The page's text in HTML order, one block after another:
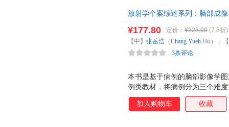
放射学个案综述系列：脑部成
习，并配备问题与解答，对于
本书是基于病例的脑部影像学
例类教材，将病例分为三个难
资及缺乏经验的医师循序渐进
晰的影像学图片，并重点讲述
¥177.80 定价： ¥228.00 (7.8折)
3条评论
【中】 张岳浩 （Chang Yueh Ho），
1/ 清华大学出版社
加入购物车 收藏